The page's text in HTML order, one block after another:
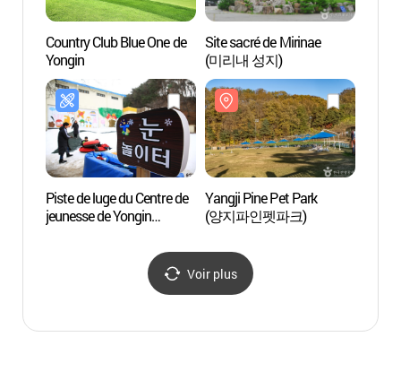
Country Club Blue One de
Yongin
Site sacré de Mirinae
(미리내 성지)
Piste de luge du Centre de
jeunesse de Yongin
Yangji Pine Pet Park
(양지파인펫파크)
Voir plus